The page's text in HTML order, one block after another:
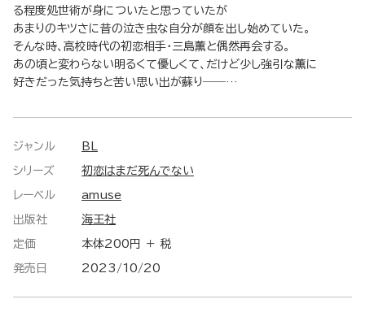
る程度処世術が身についたと思っていたが
あまりのキツさに昔の泣き虫な自分が顔を出し始めていた。
そんな時、高校時代の初恋相手・三島薫と偶然再会する。
あの頃と変わらない明るくて優しくて、だけど少し強引な薫に
好きだった気持ちと苦い思い出が蘇り――…
ジャンル BL
シリーズ 初恋はまだ死んでない
レーベル amuse
出版社 海王社
定価 本体200円 ＋ 税
発売日 2023/10/20